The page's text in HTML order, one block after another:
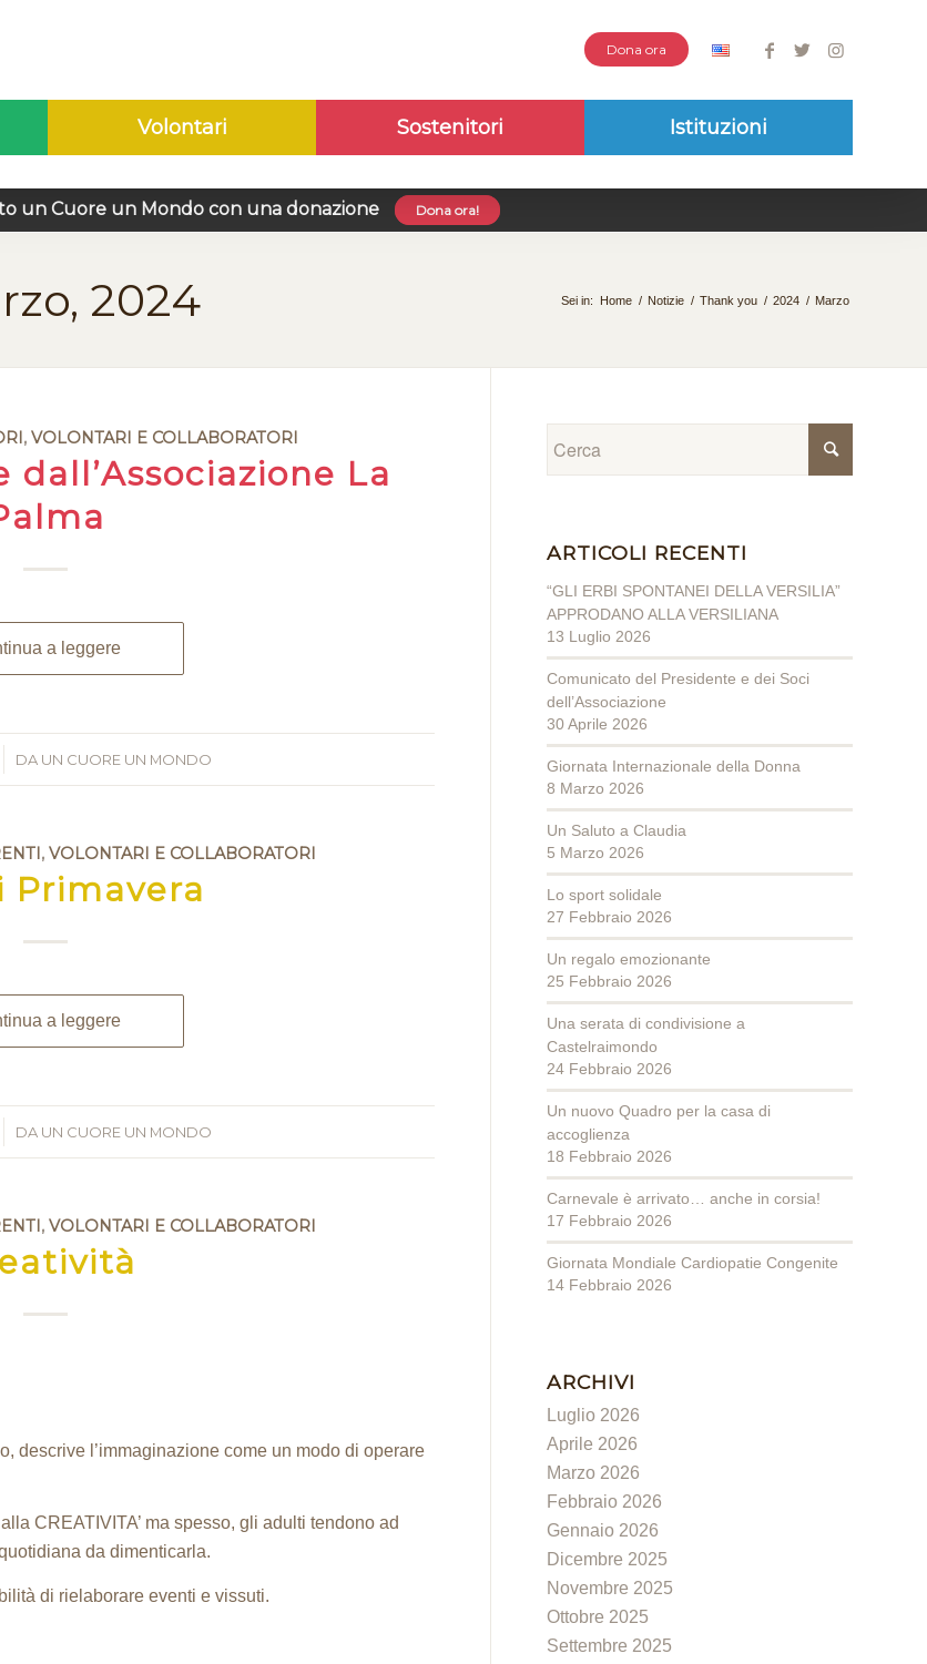
Dona ora
Volontari Sostenitori Istituzioni
un Cuore un Mondo con una donazione Dona ora!
2024 Sei in: Home / Notizie / Thank you / 2024 / Marzo
, VOLONTARI E COLLABORATORI
dall’Associazione La
a leggere
DA UN CUORE UN MONDO
, VOLONTARI E COLLABORATORI
Primavera
a leggere
DA UN CUORE UN MONDO
, VOLONTARI E COLLABORATORI
descrive l’immaginazione come un modo di operare
CREATIVITA’ ma spesso, gli adulti tendono ad
da dimenticarla.
di rielaborare eventi e vissuti.
ARTICOLI RECENTI
“GLI ERBI SPONTANEI DELLA VERSILIA”
APPRODANO ALLA VERSILIANA
13 Luglio 2026
Comunicato del Presidente e dei Soci
dell’Associazione
30 Aprile 2026
Giornata Internazionale della Donna
8 Marzo 2026
Un Saluto a Claudia
5 Marzo 2026
Lo sport solidale
27 Febbraio 2026
Un regalo emozionante
25 Febbraio 2026
Una serata di condivisione a
Castelraimondo
24 Febbraio 2026
Un nuovo Quadro per la casa di
accoglienza
18 Febbraio 2026
Carnevale è arrivato… anche in corsia!
17 Febbraio 2026
Giornata Mondiale Cardiopatie Congenite
14 Febbraio 2026
ARCHIVI
Luglio 2026
Aprile 2026
Marzo 2026
Febbraio 2026
Gennaio 2026
Dicembre 2025
Novembre 2025
Ottobre 2025
Settembre 2025